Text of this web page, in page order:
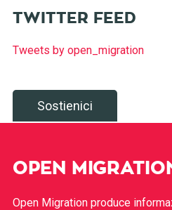
TWITTER FEED
Tweets by open_migration
Sostienici
OPEN
Open Migration produce